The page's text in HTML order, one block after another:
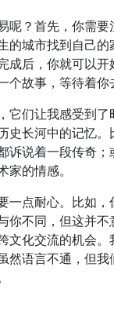
呢？首先，你需要
的城市找到自己的
成后，你就可以开
个故事，等待着你
它们让我感受到了
史长河中的记忆。
诉说着一段传奇；
家的情感。
一点耐心。比如，
你不同，但这并不
文化交流的机会。
然语言不通，但我